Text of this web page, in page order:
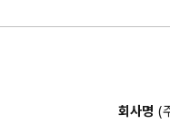
회사명 (